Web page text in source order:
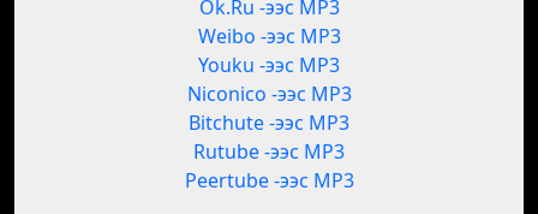
Ok.Ru -ээс MP3
Weibo -ээс MP3
Youku -ээс MP3
Niconico -ээс MP3
Bitchute -ээс MP3
Rutube -ээс MP3
Peertube -ээс MP3